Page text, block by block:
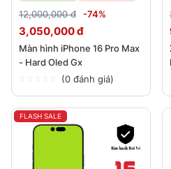
12,000,000 đ -74%
3,050,000 đ
Màn hình iPhone 16 Pro Max
- Hard Oled Gx
(0 đánh giá)
FLASH SALE